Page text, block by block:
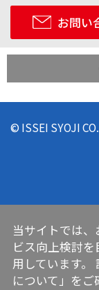
お問い
© ISSEI SYOJI
当サイトでは
ビス向上検討
用しています。
について」 をご